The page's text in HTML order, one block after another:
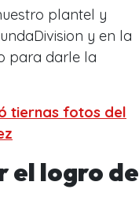
plantel y
y en la
para darle la
tiernas fotos del
el logro de